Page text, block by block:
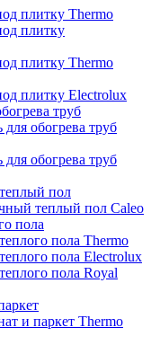
плитку Thermo
плитку
плитку Thermo
плитку Electrolux
труб
обогрева труб
обогрева труб
пол
теплый пол Caleo
пола
пола Thermo
пола Electrolux
пола Royal
и паркет Thermo